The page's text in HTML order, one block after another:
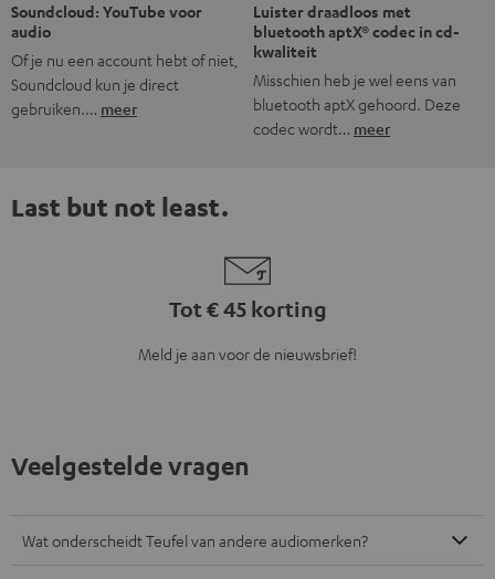
Soundcloud: YouTube voor
audio
Of je nu een account hebt of niet,
Soundcloud kun je direct
gebruiken.… meer
Luister draadloos met
bluetooth aptX® codec in cd-
kwaliteit
Misschien heb je wel eens van
bluetooth aptX gehoord. Deze
codec wordt… meer
Last but not least.
Tot € 45 korting
Meld je aan voor de nieuwsbrief!
Veelgestelde vragen
Wat onderscheidt Teufel van andere audiomerken?